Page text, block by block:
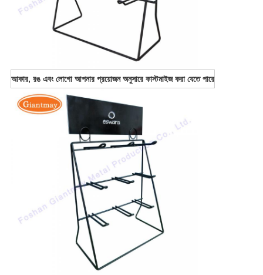
আকার, রঙ এবং লোগো আপনার প্রয়োজন অনুসারে কাস্টমাইজ করা যেতে পারে